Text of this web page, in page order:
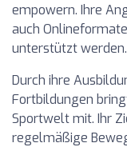
empowern. Ihre
auch
unterstützt werden.
Durch ihre
Fortbildungen
Sportwelt mit. Ihr
regelmäßige